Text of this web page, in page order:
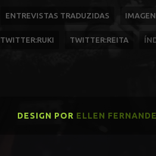
ENTREVISTAS TRADUZIDAS
TWITTER:RUKI TWITTER:REITA
DESIGN POR ELLEN